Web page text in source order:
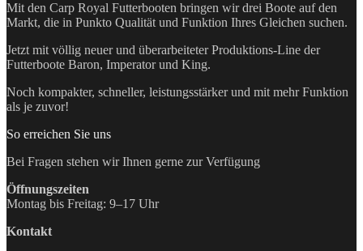
Mit den Carp Royal Futterbooten bringen wir drei Boote auf den
Markt, die in Punkto Qualität und Funktion Ihres Gleichen suchen.
Jetzt mit völlig neuer und überarbeiteter Produktions-Line der
Futterboote Baron, Imperator und King.
Noch kompakter, schneller, leistungsstärker und mit mehr Funktion
als je zuvor!
So erreichen Sie uns
Bei Fragen stehen wir Ihnen gerne zur Verfügung
Öffnungszeiten
Montag bis Freitag: 9–17 Uhr
Kontakt